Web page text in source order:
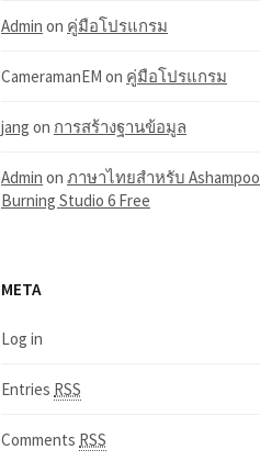
Admin on คู่มือโปรแกรม
CameramanEM on คู่มือโปรแกรม
jang on การสร้างฐานข้อมูล
Admin on ภาษาไทยสำหรับ Ashampoo
Burning Studio 6 Free
META
Log in
Entries RSS
Comments RSS